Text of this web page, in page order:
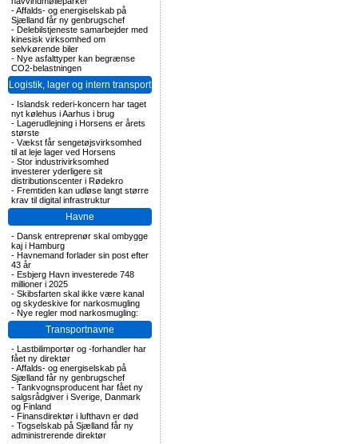
-Affalds- og energiselskab på
Sjælland får ny genbrugschef
- Delebilstjeneste samarbejder med
kinesisk virksomhed om
selvkørende biler
- Nye asfalttyper kan begrænse
CO2-belastningen
Logistik, lager og intern transport
- Islandsk rederi-koncern har taget
nyt kølehus i Aarhus i brug
- Lagerudlejning i Horsens er årets
største
- Vækst får sengetøjsvirksomhed
til at leje lager ved Horsens
- Stor industrivirksomhed
investerer yderligere sit
distributionscenter i Rødekro
- Fremtiden kan udløse langt større
krav til digital infrastruktur
Havne
- Dansk entreprenør skal ombygge
kaj i Hamburg
- Havnemand forlader sin post efter
43 år
- Esbjerg Havn investerede 748
millioner i 2025
- Skibsfarten skal ikke være kanal
og skydeskive for narkosmugling
- Nye regler mod narkosmugling:
Transportnavne
- Lastbilimportør og -forhandler har
fået ny direktør
-Affalds- og energiselskab på
Sjælland får ny genbrugschef
- Tankvognsproducent har fået ny
salgsrådgiver i Sverige, Danmark
og Finland
- Finansdirektør i lufthavn er død
- Togselskab på Sjælland får ny
administrerende direktør